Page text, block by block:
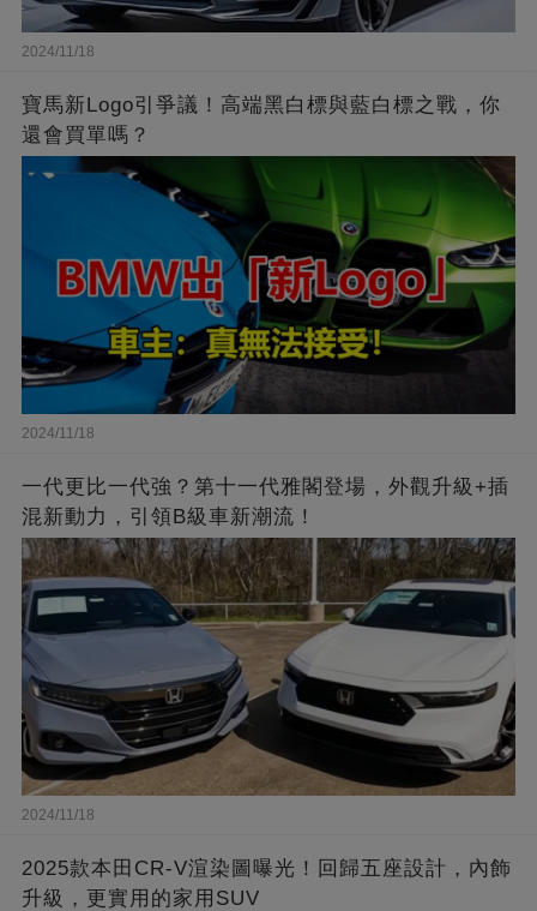
2024/11/18
寶馬新Logo引爭議！高端黑白標與藍白標之戰，你
還會買單嗎？
2024/11/18
一代更比一代強？第十一代雅閣登場，外觀升級+插
混新動力，引領B級車新潮流！
2024/11/18
2025款本田CR-V渲染圖曝光！回歸五座設計，內飾
升級，更實用的家用SUV